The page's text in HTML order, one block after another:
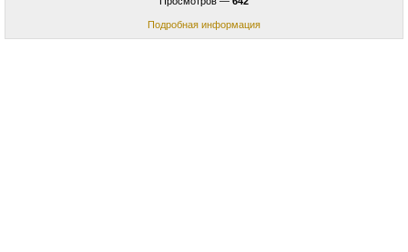
Подробная информация